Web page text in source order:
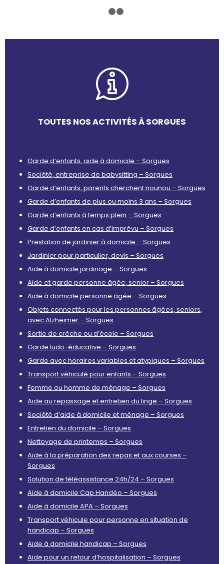
TOUTES NOS ACTIVITÉS À SORGUES
Garde d’enfants, aide à domicile – Sorgues
Société, entreprise de babysitting – Sorgues
Garde d’enfants, parents cherchent nounou – Sorgues
Garde d’enfants de plus ou moins 3 ans – Sorgues
Garde d’enfants à temps plein – Sorgues
Garde d’enfants en cas d’imprévu – Sorgues
Prestation de jardinier à domicile – Sorgues
Jardinier pour particulier, devis – Sorgues
Aide à domicile jardinage – Sorgues
Aide et garde personne âgée, senior – Sorgues
Aide à domicile personne âgée – Sorgues
Objets connectés pour les personnes âgées, seniors,
avec Alzheimer – Sorgues
Sortie de crèche ou d’école – Sorgues
Garde ludo-éducative – Sorgues
Garde avec horaires variables et atypiques – Sorgues
Transport véhiculé pour enfants – Sorgues
Femme ou homme de ménage – Sorgues
Aide au repassage et entretien du linge – Sorgues
Société d’aide à domicile et ménage – Sorgues
Entretien du domicile – Sorgues
Nettoyage de printemps – Sorgues
Aide à la préparation des repas et aux courses –
Sorgues
Solution de téléassistance 24h/24 – Sorgues
Aide à domicile Cap Handéo – Sorgues
Aide à domicile APA – Sorgues
Transport véhicule pour personne en situation de
handicap – Sorgues
Aide à domicile handicap – Sorgues
Aide pour un retour d’hospitalisation – Sorgues